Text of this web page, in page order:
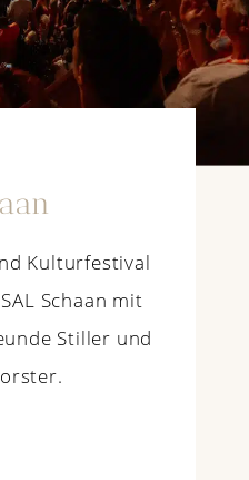
Kulturfestival
Schaan mit
Stiller und